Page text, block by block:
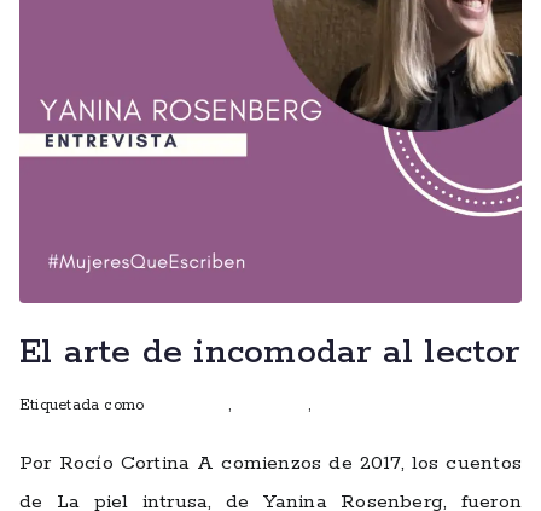
El arte de incomodar al lector
Etiquetada como , ,
Por Rocío Cortina A comienzos de 2017, los cuentos
de La piel intrusa, de Yanina Rosenberg, fueron